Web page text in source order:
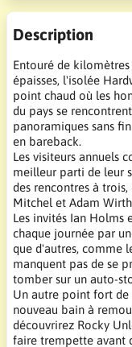
Description
Entouré de
épaisses, l'isolée
point chaud où les
du pays se
panoramiques sans
en bareback.
Les visiteurs annuels
meilleur parti de leur
des rencontres à
Mitchel et Adam
Les invités Ian Holms
chaque journée par
que d'autres, comme
manquent pas de se
tomber sur un auto-
Un autre point fort de
nouveau bain à
découvrirez Rocky
faire trempette avant